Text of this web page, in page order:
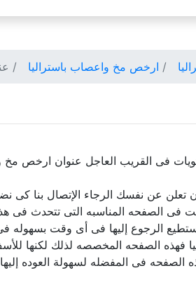
ارخص مخ واعصاب باستراليا
فى القريب العاجل عنوان ارخص
ان تعلن عن نفسك الرجاء الإتصال بنا
فى الصفحه المناسبه التى تتحدث
الرجوع إليها فى أى وقت بسهوله
فهذه الصفحه المخصصه لذلك لكنها
فى المفضله لسهولة العوده